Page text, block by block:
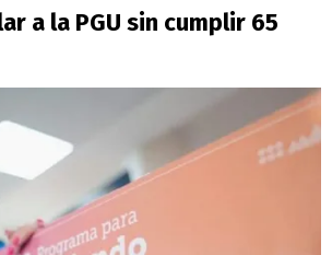
a la PGU sin cumplir 65